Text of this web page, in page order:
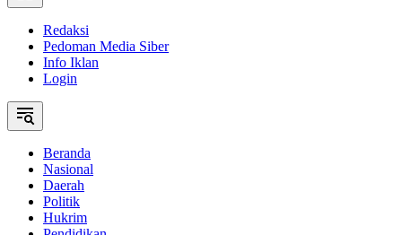
Redaksi
Pedoman Media Siber
Info Iklan
Login
Beranda
Nasional
Daerah
Politik
Hukrim